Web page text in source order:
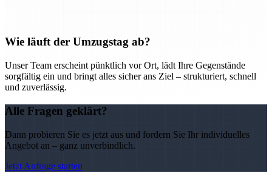
Wie läuft der Umzugstag ab?
Unser Team erscheint pünktlich vor Ort, lädt Ihre Gegenstände
sorgfältig ein und bringt alles sicher ans Ziel – strukturiert, schnell
und zuverlässig.
Alle Fragen geklärt?
Dann probieren Sie es jetzt aus und fordern Sie Ihr individuelles
Angebot an – ganz unverbindlich.
Jetzt Anfrage starten